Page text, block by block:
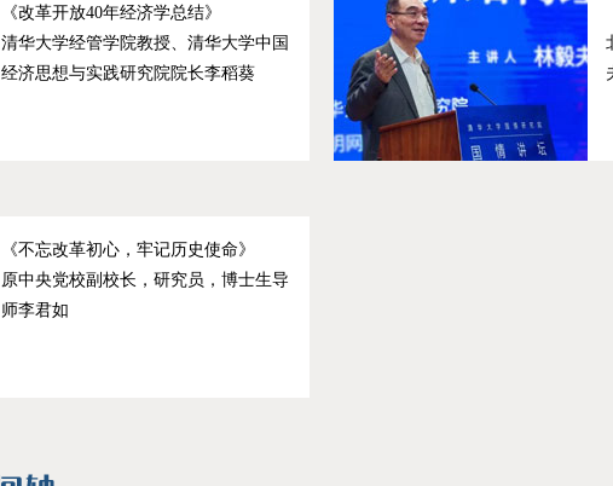
《改革开放40年经济学总结》
清华大学经管学院教授、清华大学中国
经济思想与实践研究院院长李稻葵
《不忘改革初心，牢记历史使命》
原中央党校副校长，研究员，博士生导
师李君如